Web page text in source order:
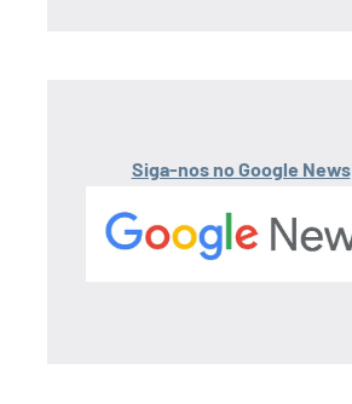
Siga-nos no Google News